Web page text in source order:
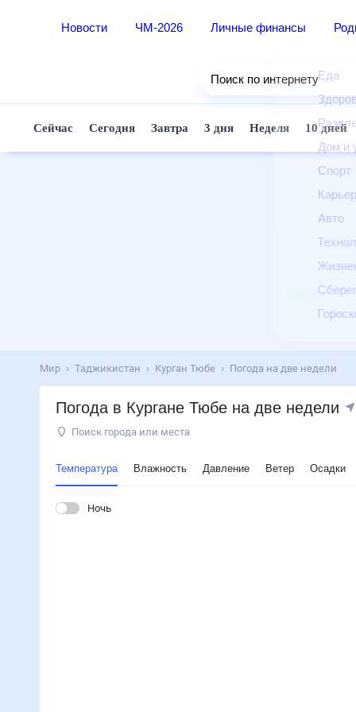
Новости ЧМ-2026 Личные финансы
Еда
Дом
Спорт
Авто
Поиск по интернету
Сейчас Сегодня Завтра 3 дня Неделя 10
Мир Таджикистан Курган Тюбе Погода на две недели
Погода в Кургане Тюбе на две недели
Поиск города или места
Температура Влажность Давление Ветер Осадки
Ночь